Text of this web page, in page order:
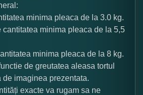
minima pleaca de la 3.0 kg.
cantitatea minima pleaca de la 5,5
minima pleaca de la 8 kg.
de greutatea aleasa tortul
de imaginea prezentata.
exacte va rugam sa ne